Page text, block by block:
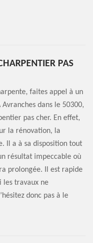
PAS
faites appel à un
dans le 50300,
pas cher. En effet,
la rénovation, la
Il a à sa disposition tout
résultat impeccable où
prolongée. Il est rapide
les travaux ne
donc pas à le